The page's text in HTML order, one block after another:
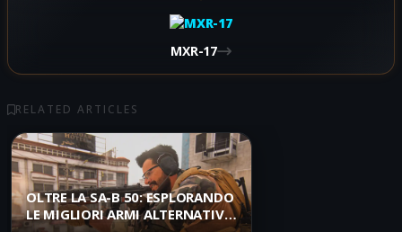
MXR-17
RELATED ARTICLES
OLTRE LA SA-B 50: ESPLORANDO
LE MIGLIORI ARMI ALTERNATIVE